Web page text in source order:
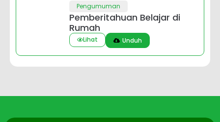
Pengumuman
Pemberitahuan Belajar di
Rumah
Lihat Unduh